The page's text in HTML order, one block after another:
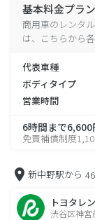
基本料金プラン
商用車のレンタ
は、こちらから
代表車種
ボディタイプ
営業時間
6時間まで6,600
免責補償制度
新中野駅から
トヨタレ
渋谷区神宮